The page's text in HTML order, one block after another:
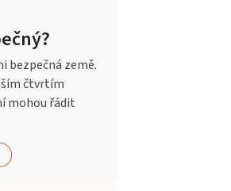
bezpečná země.
čtvrtím
mohou řádit